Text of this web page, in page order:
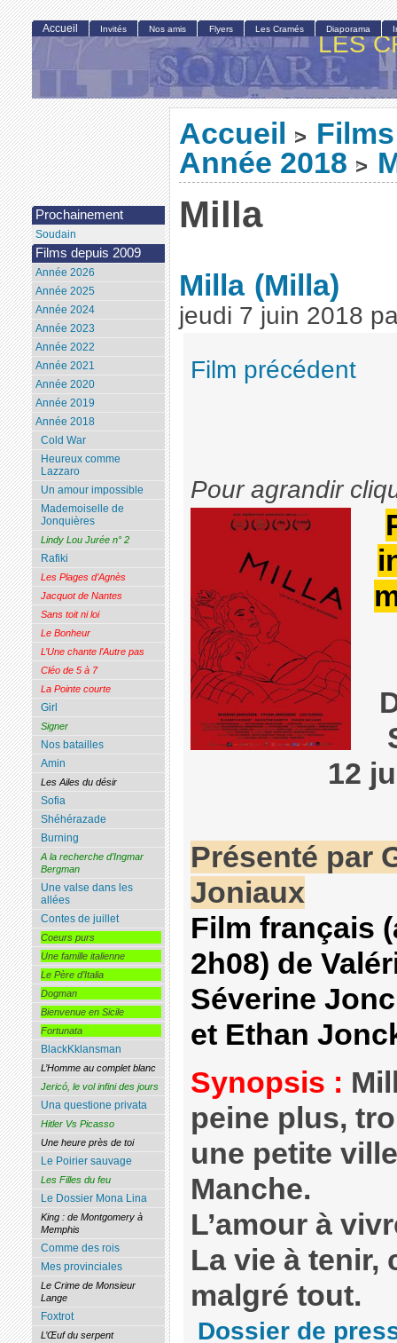
LES
Accueil >
Année 2018 >
Milla
Milla (Milla)
jeudi 7 juin 2018
Film précédent
Pour agrandir
12
Présenté par
Joniaux
Film français
2h08) de
Séverine
et Ethan
Synopsis :
peine plus,
une petite
Manche.
L’amour à
La vie à tenir,
malgré tout.
Dossier de
Accueil Invités Nos amis Flyers Les Cramés Diaporama
Prochainement
Soudain
Films depuis 2009
Année 2026
Année 2025
Année 2024
Année 2023
Année 2022
Année 2021
Année 2020
Année 2019
Année 2018
Cold War
Heureux comme
Lazzaro
Un amour impossible
Mademoiselle de
Jonquières
Lindy Lou Jurée n° 2
Rafiki
Les Plages d’Agnès
Jacquot de Nantes
Sans toit ni loi
Le Bonheur
L’Une chante l’Autre pas
Cléo de 5 à 7
La Pointe courte
Girl
Signer
Nos batailles
Amin
Les Ailes du désir
Sofia
Shéhérazade
Burning
A la recherche d’Ingmar
Bergman
Une valse dans les
allées
Contes de juillet
Coeurs purs
Une famille italienne
Le Père d’Italia
Dogman
Bienvenue en Sicile
Fortunata
BlackKklansman
L’Homme au complet blanc
Jericó, le vol infini des jours
Una questione privata
Hitler Vs Picasso
Une heure près de toi
Le Poirier sauvage
Les Filles du feu
Le Dossier Mona Lina
King : de Montgomery à
Memphis
Comme des rois
Mes provinciales
Le Crime de Monsieur
Lange
Foxtrot
L’Œuf du serpent